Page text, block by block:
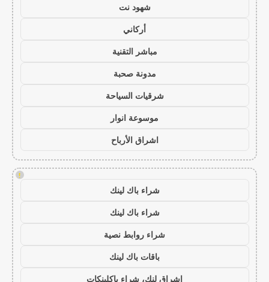
شهود نت
أركاني
مباشر التقنية
مدونة صحبة
شرقيات السياحة
موسوعة انوار
اشراق الأرباح
!
شراء باك لينك
شراء باك لينك
شراء روابط نصية
باقات باك لينك
اشراق لنك، شراء باكلينكات